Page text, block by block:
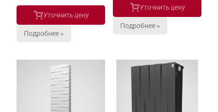
Уточнить цену
Подробнее »
Уточнить цену
Подробнее »